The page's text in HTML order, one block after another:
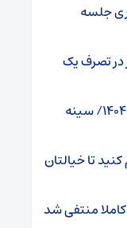
جلسه
در تصرف یک
قیمت مرغ امروز ۲۲ اردیبهشت ۱۴۰۴/ سینه
تا خیالتان
منتفی شد